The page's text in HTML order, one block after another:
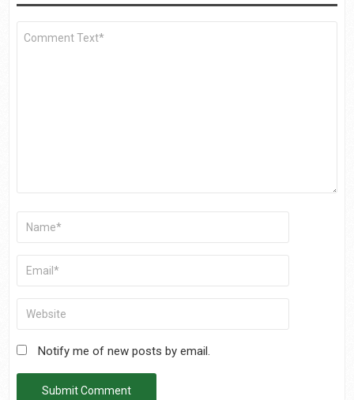
Notify me of new posts by email.